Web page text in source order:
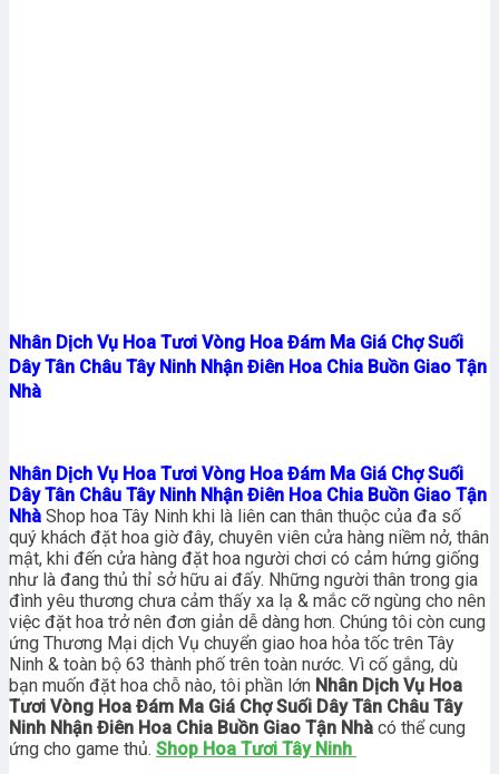
Nhân Dịch Vụ Hoa Tươi Vòng Hoa Đám Ma Giá Chợ Suối
Dây Tân Châu Tây Ninh Nhận Điên Hoa Chia Buồn Giao Tận
Nhà
Nhân Dịch Vụ Hoa Tươi Vòng Hoa Đám Ma Giá Chợ Suối
Dây Tân Châu Tây Ninh Nhận Điên Hoa Chia Buồn Giao Tận
Nhà Shop hoa Tây Ninh khi là liên can thân thuộc của đa số
quý khách đặt hoa giờ đây, chuyên viên cửa hàng niềm nở, thân
mật, khi đến cửa hàng đặt hoa người chơi có cảm hứng giống
như là đang thủ thỉ sở hữu ai đấy. Những người thân trong gia
đình yêu thương chưa cảm thấy xa lạ & mắc cỡ ngùng cho nên
việc đặt hoa trở nên đơn giản dễ dàng hơn. Chúng tôi còn cung
ứng Thương Mại dịch Vụ chuyển giao hoa hỏa tốc trên Tây
Ninh & toàn bộ 63 thành phố trên toàn nước. Vì cố gắng, dù
bạn muốn đặt hoa chỗ nào, tôi phần lớn Nhân Dịch Vụ Hoa
Tươi Vòng Hoa Đám Ma Giá Chợ Suối Dây Tân Châu Tây
Ninh Nhận Điên Hoa Chia Buồn Giao Tận Nhà có thể cung
ứng cho game thủ. Shop Hoa Tươi Tây Ninh